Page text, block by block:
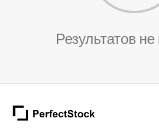
Результатов